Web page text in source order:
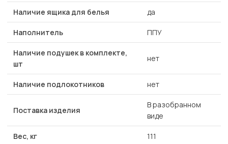
Наличие ящика для белья да
Наполнитель ППУ
Наличие подушек в комплекте,
шт
нет
Наличие подлокотников нет
Поставка изделия
В разобранном
виде
Вес, кг 111